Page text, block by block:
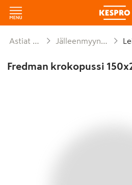
Astiat ja kattaus Jälleenmyyntipakkaukset
Fredman krokopussi